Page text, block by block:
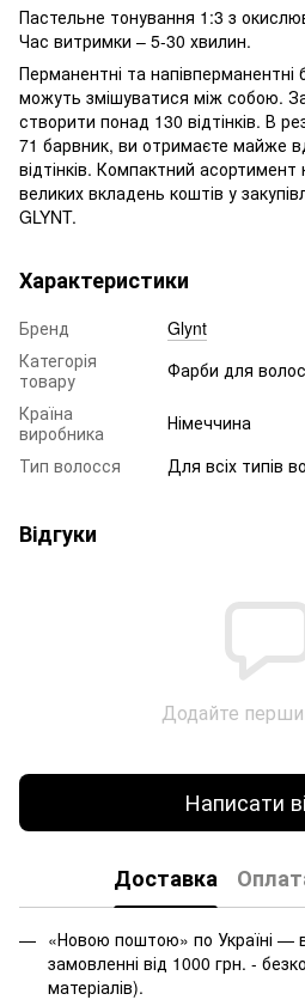
Пастельне тонування 1:3 з
Час витримки – 5-30 хвилин.
Перманентні та напівперманентні
можуть змішуватися між собою.
створити понад 130 відтінків. В
71 барвник, ви отримаєте майже
відтінків. Компактний
великих вкладень коштів у
GLYNT.
Характеристики
Бренд
Glynt
Категорія
товару
Фарби для
Країна
виробника
Німеччина
Тип волосся
Для всіх типів
Відгуки
Додайте
Написати
Доставка
«Новою поштою» по Україні —
замовленні від 1000 грн. -
матеріалів).